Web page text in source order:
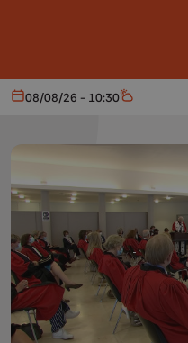
Aujourd'hui
08/08/26 - 10:30 Météo